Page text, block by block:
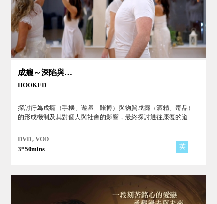
成癮～深陷與重生
HOOKED
探討行為成癮（手機、遊戲、賭博）與物質成癮（酒精、毒品）
的形成機制及其對個人與社會的影響，最終探討通往康復的道
及環境交織，並強調其做為公共健康議題的重要性。內容更進一
DVD , VOD
3*50mins
英